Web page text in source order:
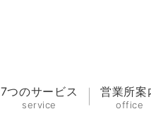
7つのサービス
service
営業所案
office